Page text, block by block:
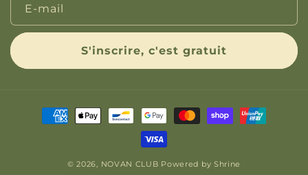
E-mail
S'inscrire, c'est gratuit
Moyens
© 2026, NOVAN CLUB Powered by Shrine